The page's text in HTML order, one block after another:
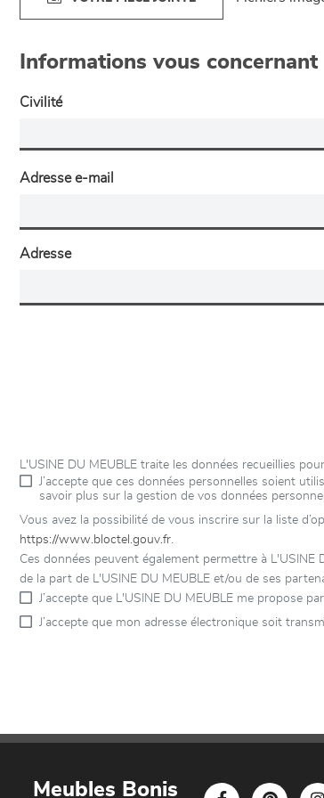
Informations vous concernant
Civilité
Adresse e-mail
Adresse
L'USINE DU MEUBLE traite les données recueillies
J’accepte que ces données personnelles soient
savoir plus sur la gestion de vos données
Vous avez la possibilité de vous inscrire sur la liste
https://www.bloctel.gouv.fr.
Ces données peuvent également permettre à
de la part de L'USINE DU MEUBLE et/ou de ses
J’accepte que L'USINE DU MEUBLE me propose
J’accepte que mon adresse électronique soit
Meubles Bonis